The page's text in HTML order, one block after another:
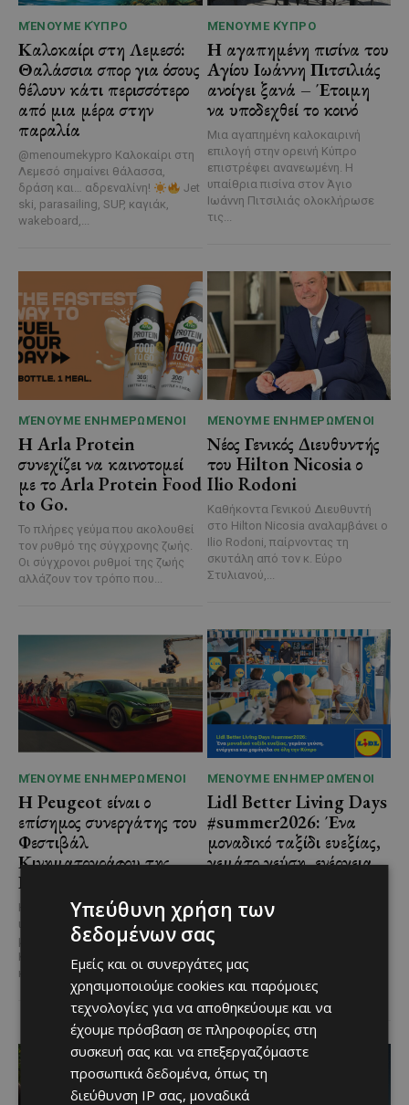
ΜΈΝΟΥΜΕ ΚΎΠΡΟ
Καλοκαίρι στη Λεμεσό:
Θαλάσσια σπορ για όσους
θέλουν κάτι περισσότερο
από μια μέρα στην
παραλία
@menoumekypro Καλοκαίρι στη
Λεμεσό σημαίνει θάλασσα,
δράση και… αδρεναλίνη!
Jet
ski, parasailing, SUP, καγιάκ,
wakeboard,...
ΜΈΝΟΥΜΕ ΚΎΠΡΟ
Η αγαπημένη πισίνα του
Αγίου Ιωάννη Πιτσιλιάς
ανοίγει ξανά – Έτοιμη
να υποδεχθεί το κοινό
Μια αγαπημένη καλοκαιρινή
επιλογή στην ορεινή Κύπρο
επιστρέφει ανανεωμένη. Η
υπαίθρια πισίνα στον Άγιο
Ιωάννη Πιτσιλιάς ολοκλήρωσε
τις...
ΜΈΝΟΥΜΕ ΕΝΗΜΕΡΩΜΈΝΟΙ
Η Arla Protein
συνεχίζει να καινοτομεί
με το Arla Protein Food
to Go.
Το πλήρες γεύμα που ακολουθεί
τον ρυθμό της σύγχρονης ζωής.
Οι σύγχρονοι ρυθμοί της ζωής
αλλάζουν τον τρόπο που...
ΜΈΝΟΥΜΕ ΕΝΗΜΕΡΩΜΈΝΟΙ
Νέος Γενικός Διευθυντής
του Hilton Nicosia ο
Ilio Rodoni
Καθήκοντα Γενικού Διευθυντή
στο Hilton Nicosia αναλαμβάνει ο
Ilio Rodoni, παίρνοντας τη
σκυτάλη από τον κ. Εύρο
Στυλιανού,...
ΜΈΝΟΥΜΕ ΕΝΗΜΕΡΩΜΈΝΟΙ
Η Peugeot είναι ο
επίσημος συνεργάτης του
Φεστιβάλ
Κινηματογράφου της
Βενετίας
Η Peugeot ανακοινώνει μια
ιδιαίτερα σημαντική συνεργασία
με το Διεθνές Φεστιβάλ
Κινηματογράφου της Βενετίας
και με αυτό τον...
ΜΈΝΟΥΜΕ ΕΝΗΜΕΡΩΜΈΝΟΙ
Lidl Better Living Days
#summer2026: Ένα
μοναδικό ταξίδι ευεξίας,
γεμάτο γεύση, ενέργεια
Κύπρο
Με 6 προορισμούς, πάνω από
1.700 συμμετέχοντες και
περισσότερες από 3.500
μερίδες, η Lidl Κύπρου
επιβεβαίωσε για ακόμα...
Υπεύθυνη χρήση των
δεδομένων σας
Εμείς και οι συνεργάτες μας
χρησιμοποιούμε cookies και παρόμοιες
τεχνολογίες για να αποθηκεύουμε και να
έχουμε πρόσβαση σε πληροφορίες στη
συσκευή σας και να επεξεργαζόμαστε
προσωπικά δεδομένα, όπως τη
διεύθυνση IP σας, μοναδικά